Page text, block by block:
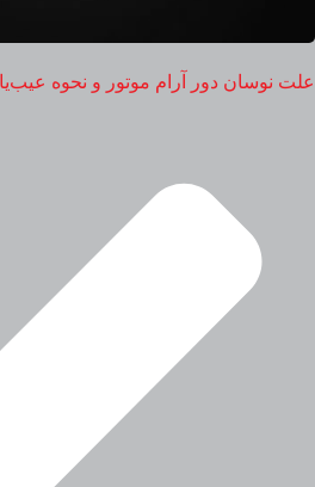
علت نوسان دور آرام موتور و نحوه